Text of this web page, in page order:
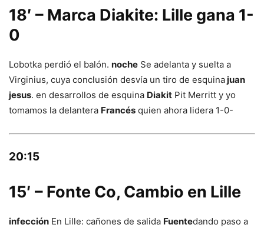
18′ – Marca Diakite: Lille gana 1-
0
Lobotka perdió el balón. noche Se adelanta y suelta a
Virginius, cuya conclusión desvía un tiro de esquinajuan
jesus. en desarrollos de esquina Diakit Pit Merritt y yo
tomamos la delantera Francés quien ahora lidera 1-0-
20:15
15′ – Fonte Co, Cambio en Lille
infección En Lille: cañones de salida Fuentedando paso a